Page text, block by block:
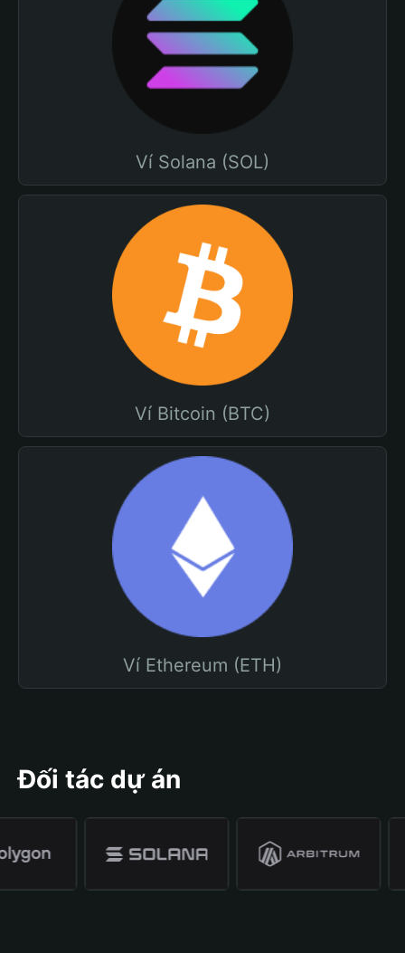
Ví Solana (SOL)
Ví Bitcoin (BTC)
Ví Ethereum (ETH)
Đối tác dự án